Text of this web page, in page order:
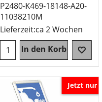
P2480-K469-18148-A20-
11038210M
Lieferzeit:ca 2 Wochen
In den Korb
Jetzt nur